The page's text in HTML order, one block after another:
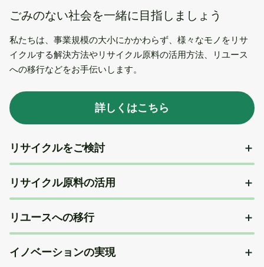
ごみのない社会を一緒に目指しましょう
私たちは、事業規模の大小にかかわらず、様々なモノをリサ
イクルする解決方法やリサイクル原料の活用方法、リユース
への移行などをお手伝いします。
詳しくはこちら
リサイクルをご検討
リサイクル原料の活用
リユースへの移行
イノベーションの実現